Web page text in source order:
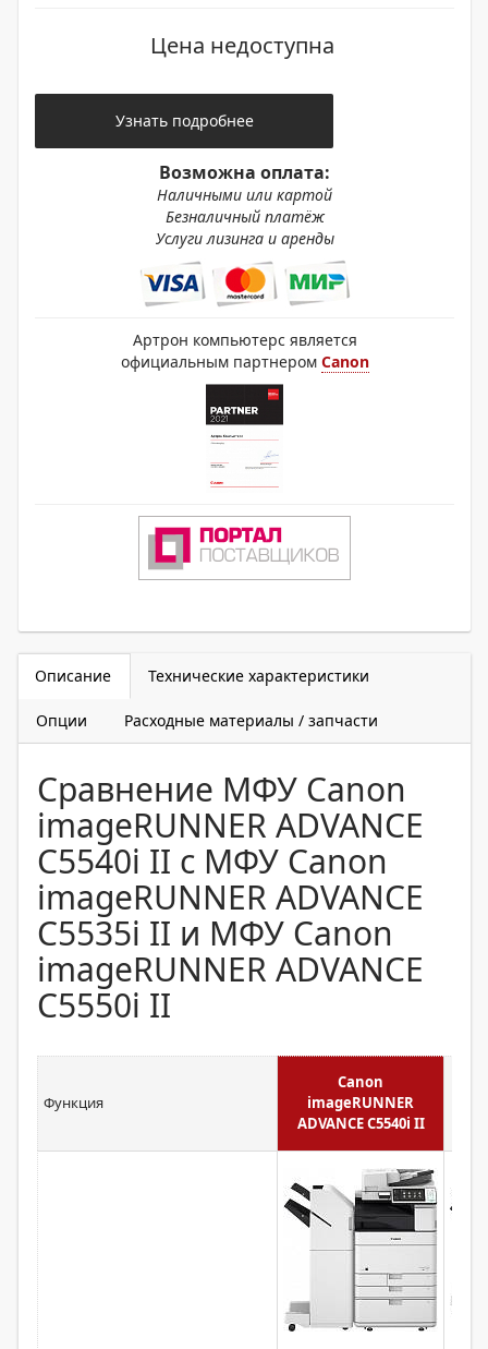
Цена недоступна
Узнать подробнее
Возможна оплата:
Наличными или картой
Безналичный платёж
Услуги лизинга и аренды
Артрон компьютерс является
официальным партнером Canon
Описание Технические характеристики
Опции Расходные материалы / запчасти
Сравнение МФУ Canon
imageRUNNER ADVANCE
C5540i II с МФУ Canon
imageRUNNER ADVANCE
C5535i II и МФУ Canon
imageRUNNER ADVANCE
C5550i II
Функция
Canon
imageRUNNER
ADVANCE C5540i II